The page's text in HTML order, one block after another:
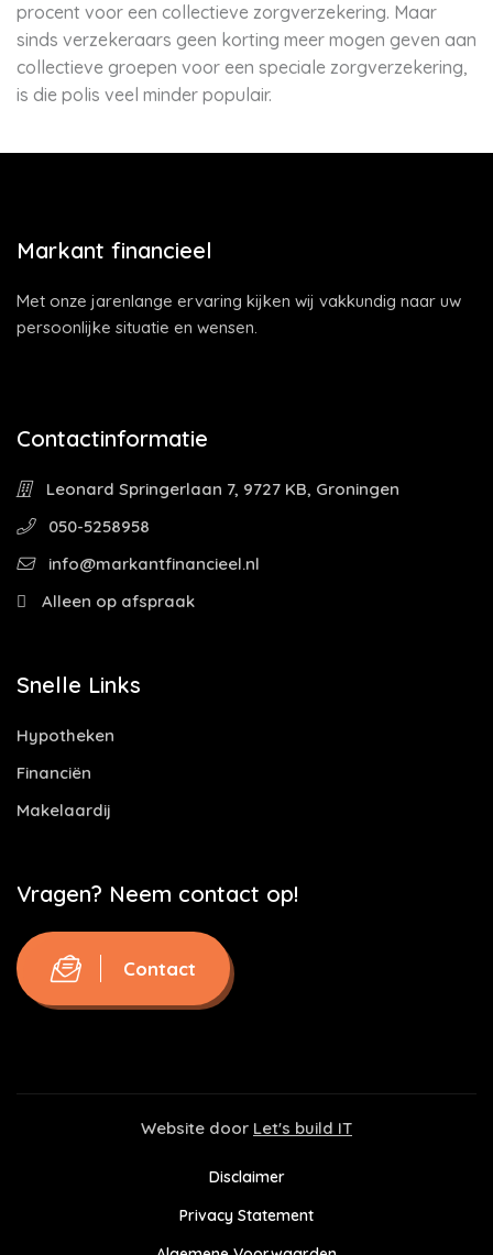
procent voor een collectieve zorgverzekering. Maar
sinds verzekeraars geen korting meer mogen geven aan
collectieve groepen voor een speciale zorgverzekering,
is die polis veel minder populair.
Markant financieel
Met onze jarenlange ervaring kijken wij vakkundig naar uw
persoonlijke situatie en wensen.
Contactinformatie
Leonard Springerlaan 7, 9727 KB, Groningen
050-5258958
info@markantfinancieel.nl
Alleen op afspraak
Snelle Links
Hypotheken
Financiën
Makelaardij
Vragen? Neem contact op!
Contact
Website door Let's build IT
Disclaimer
Privacy Statement